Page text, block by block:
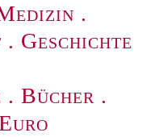
.
. Geschichte
. Bücher .